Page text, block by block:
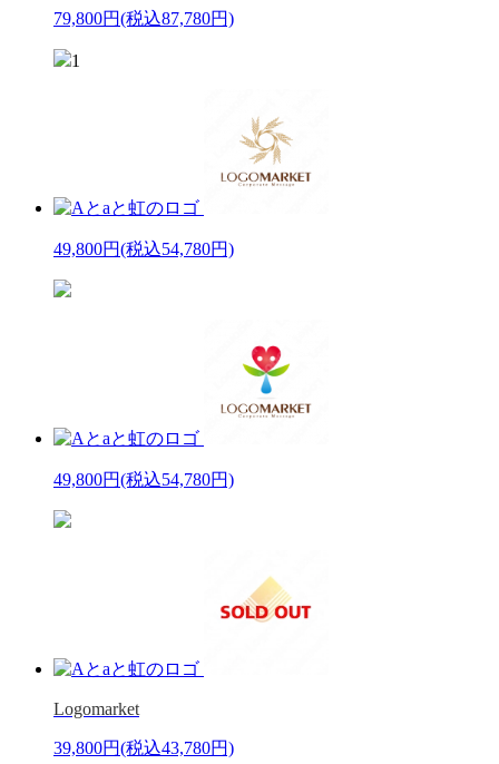
79,800円(税込87,780円)
1
49,800円(税込54,780円)
49,800円(税込54,780円)
Logomarket
39,800円(税込43,780円)